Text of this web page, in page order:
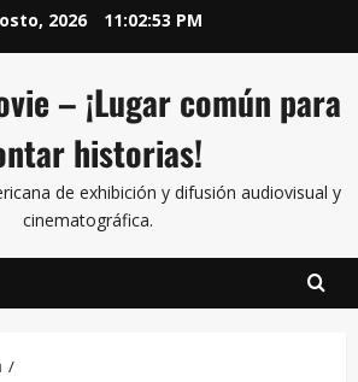
2026 11:02:54 PM
– ¡Lugar común para
historias!
de exhibición y difusión audiovisual y
cinematográfica.